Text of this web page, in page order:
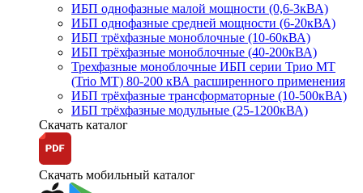
ИБП однофазные малой мощности (0,6-3кВА)
ИБП однофазные средней мощности (6-20кВА)
ИБП трёхфазные моноблочные (10-60кВА)
ИБП трёхфазные моноблочные (40-200кВА)
Трехфазные моноблочные ИБП серии Трио МТ
(Trio MT) 80-200 кВА расширенного применения
ИБП трёхфазные трансформаторные (10-500кВА)
ИБП трёхфазные модульные (25-1200кВА)
Скачать каталог
Скачать мобильный каталог